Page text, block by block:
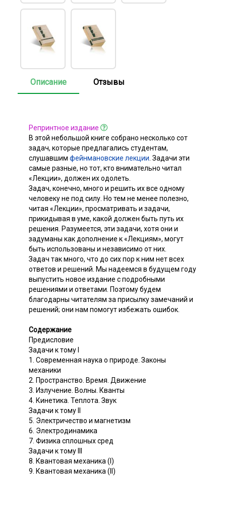
Описание Отзывы
Репринтное издание
В этой небольшой книге собрано несколько сот
задач, которые предлагались студентам,
слушавшим фейнмановские лекции . Задачи эти
самые разные, но тот, кто внимательно читал
«Лекции», должен их одолеть.
Задач, конечно, много и решить их все одному
человеку не под силу. Но тем не менее полезно,
читая «Лекции», просматривать и задачи,
прикидывая в уме, какой должен быть путь их
решения. Разумеется, эти задачи, хотя они и
задуманы как дополнение к «Лекциям», могут
быть использованы и независимо от них.
Задач так много, что до сих пор к ним нет всех
ответов и решений. Мы надеемся в будущем году
выпустить новое издание с подробными
решениями и ответами. Поэтому будем
благодарны читателям за присылку замечаний и
решений; они нам помогут избежать ошибок.
Содержание
Предисловие
Задачи к тому I
1. Современная наука о природе. Законы
механики
2. Пространство. Время. Движение
3. Излучение. Волны. Кванты
4. Кинетика. Теплота. Звук
Задачи к тому II
5. Электричество и магнетизм
6. Электродинамика
7. Физика сплошных сред
Задачи к тому III
8. Квантовая механика (I)
9. Квантовая механика (II)